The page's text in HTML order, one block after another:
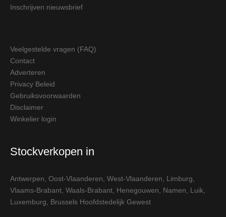
Inschrijven nieuwsbrief
Veelgestelde vragen (FAQ)
Contact
Adverteren
Privacy Beleid
Gebruiksvoorwaarden
Disclaimer
Winkelier login
Stockverkopen in
Antwerpen Oost-Vlaanderen West-Vlaanderen Limburg
Vlaams-Brabant Waals-Brabant Henegouwen Namen Luik
Luxemburg
Brussels Hoofdstedelijk Gewest